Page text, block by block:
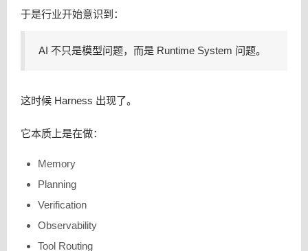
于是行业开始意识到：
AI 不只是模型问题，而是 Runtime System 问题。
这时候 Harness 出现了。
它本质上是在做：
Memory
Planning
Verification
Observability
Tool Routing